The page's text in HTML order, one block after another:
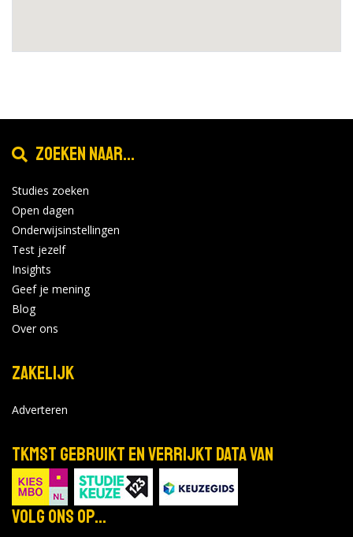
Zoeken naar...
Studies zoeken
Open dagen
Onderwijsinstellingen
Test jezelf
Insights
Geef je mening
Blog
Over ons
Zakelijk
Adverteren
TKMST gebruikt en verrijkt data van
Volg ons op...